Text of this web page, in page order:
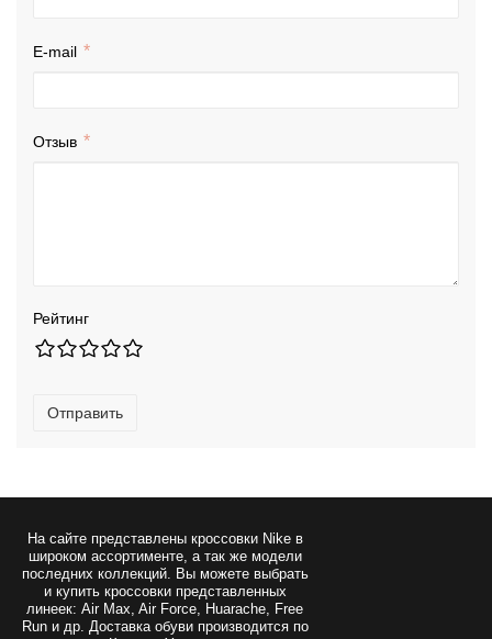
E-mail
Отзыв
Рейтинг
Отправить
На сайте представлены кроссовки Nikeв
широком ассортименте, а так же модели
последних коллекций. Вы можете выбрать
и купить кроссовки представленных
линеек: Air Max, Air Force, Huarache, Free
Run и др. Доставка обуви производится по